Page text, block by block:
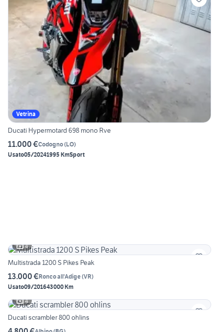
Vetrina
Ducati Hypermotard 698 mono Rve
11.000 €Codogno(LO)
Usato05/20241995 KmSport
4
Multistrada 1200 S Pikes Peak
13.000 €Ronco all'Adige(VR)
Usato09/201643000 Km
4
Ducati scrambler 800 ohlins